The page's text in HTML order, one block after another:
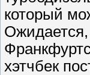
который
Ожидается,
хэтчбек